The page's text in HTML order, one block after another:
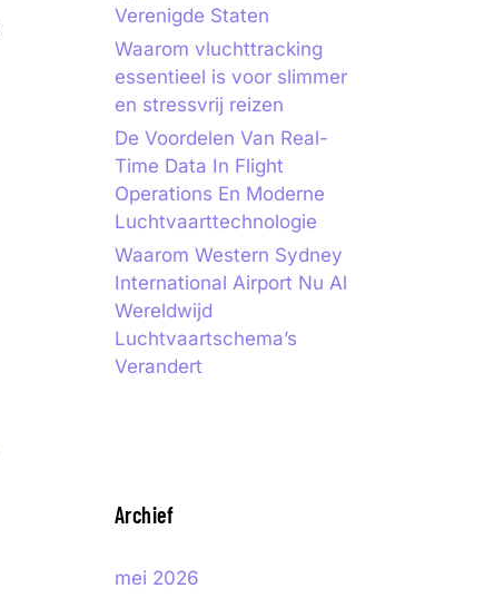
Verenigde Staten
Waarom vluchttracking
essentieel is voor slimmer
en stressvrij reizen
De Voordelen Van Real-
Time Data In Flight
Operations En Moderne
Luchtvaarttechnologie
Waarom Western Sydney
International Airport Nu Al
Wereldwijd
Luchtvaartschema’s
Verandert
Archief
mei 2026